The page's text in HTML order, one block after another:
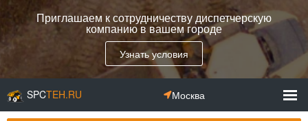
Приглашаем к сотрудничеству диспетчерскую
компанию в вашем городе
Узнать условия
SPCTEH.RU Москва